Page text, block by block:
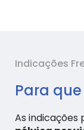
Indicações
Para
As indicações